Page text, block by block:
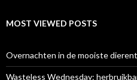
MOST VIEWED POSTS
Overnachten in de mooiste
Wasteless Wednesday: